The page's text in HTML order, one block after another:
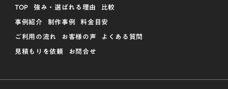
TOP 強み・選ばれる理由 比較
事例紹介 制作事例 料金目安
ご利用の流れ お客様の声 よくある質問
見積もりを依頼 お問合せ